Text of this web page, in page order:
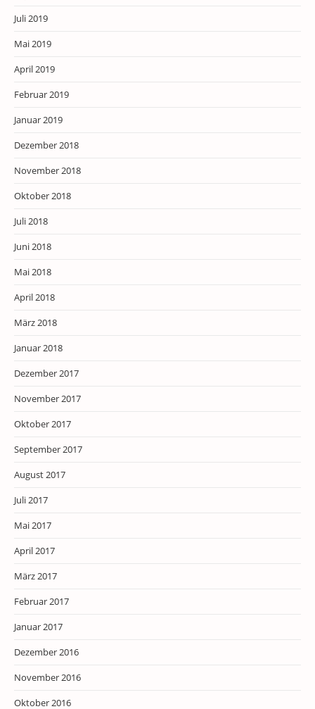
Juli 2019
Mai 2019
April 2019
Februar 2019
Januar 2019
Dezember 2018
November 2018
Oktober 2018
Juli 2018
Juni 2018
Mai 2018
April 2018
März 2018
Januar 2018
Dezember 2017
November 2017
Oktober 2017
September 2017
August 2017
Juli 2017
Mai 2017
April 2017
März 2017
Februar 2017
Januar 2017
Dezember 2016
November 2016
Oktober 2016